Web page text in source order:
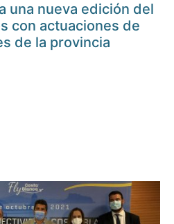
una nueva edición del
con actuaciones de
de la provincia